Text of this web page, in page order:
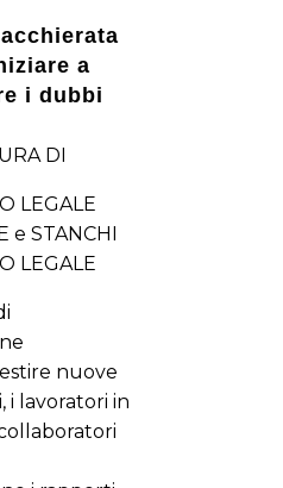
a
i dubbi
DI
LEGALE
e STANCHI
LEGALE
nuove
i lavoratori in